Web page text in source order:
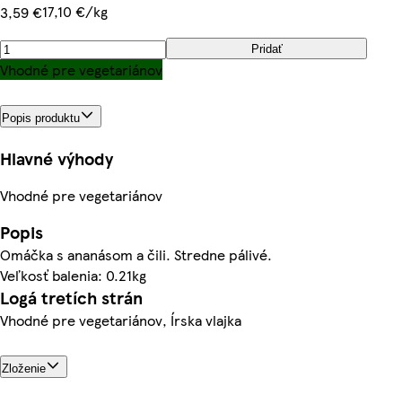
3,59 €17,10 €/kg
Pridať
Vhodné pre vegetariánov
Popis produktu
Hlavné výhody
Vhodné pre vegetariánov
Popis
Omáčka s ananásom a čili. Stredne pálivé.
Veľkosť balenia: 0.21kg
Logá tretích strán
Vhodné pre vegetariánov, Írska vlajka
Zloženie